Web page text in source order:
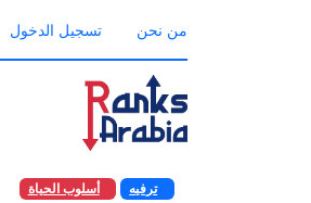
من نحن تسجيل الدخول
ترفيه أسلوب الحياة